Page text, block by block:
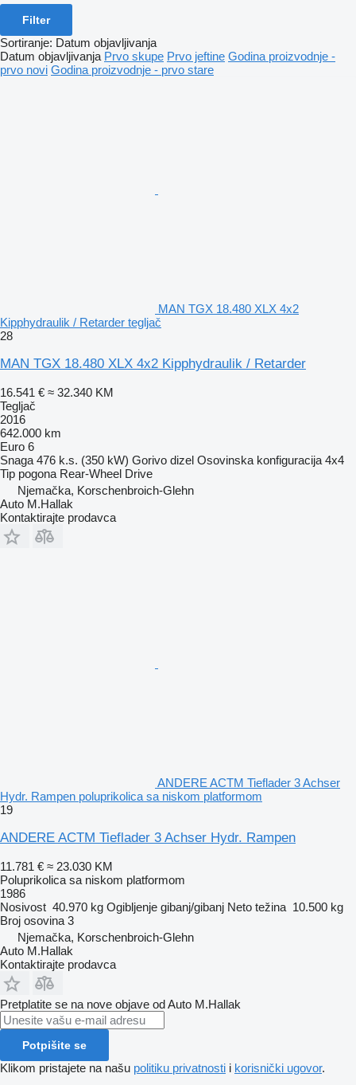
Filter
Sortiranje: Datum objavljivanja
Datum objavljivanja Prvo skupe Prvo jeftine Godina proizvodnje -
prvo novi Godina proizvodnje - prvo stare
MAN TGX 18.480 XLX 4x2
Kipphydraulik / Retarder tegljač
28
MAN TGX 18.480 XLX 4x2 Kipphydraulik / Retarder
16.541 € ≈ 32.340 KM
Tegljač
2016
642.000 km
Euro 6
Snaga 476 k.s. (350 kW) Gorivo dizel Osovinska konfiguracija 4x4
Tip pogona Rear-Wheel Drive
Njemačka, Korschenbroich-Glehn
Auto M.Hallak
Kontaktirajte prodavca
ANDERE ACTM Tieflader 3 Achser
Hydr. Rampen poluprikolica sa niskom platformom
19
ANDERE ACTM Tieflader 3 Achser Hydr. Rampen
11.781 € ≈ 23.030 KM
Poluprikolica sa niskom platformom
1986
Nosivost 40.970 kg Ogibljenje gibanj/gibanj Neto težina 10.500 kg
Broj osovina 3
Njemačka, Korschenbroich-Glehn
Auto M.Hallak
Kontaktirajte prodavca
Pretplatite se na nove objave od Auto M.Hallak
Potpišite se
Klikom pristajete na našu politiku privatnosti i korisnički ugovor.